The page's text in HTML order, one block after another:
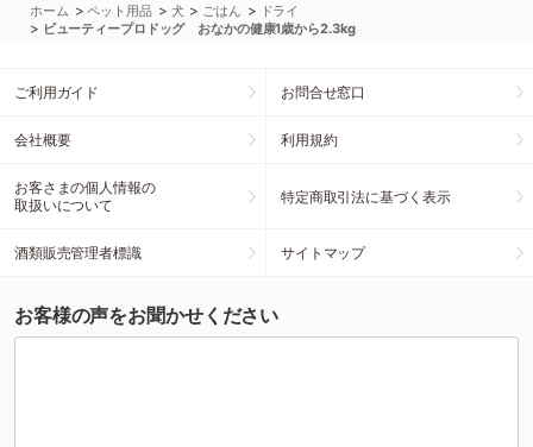
ホーム >ペット用品 > 犬 > ごはん > ドライ
> ビューティープロドッグ おなかの健康1歳から2.3kg
ご利用ガイド お問合せ窓口
会社概要 利用規約
お客さまの個人情報の
取扱いについて
特定商取引法に基づく表示
酒類販売管理者標識 サイトマップ
お客様の声をお聞かせください